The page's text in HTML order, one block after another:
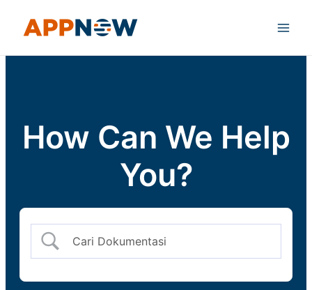
How Can We Help
You?